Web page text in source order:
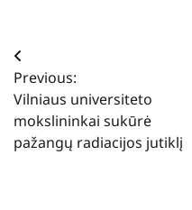
Navigacija
tarp
įrašų
Previous:
Vilniaus universiteto
mokslininkai sukūrė
pažangų radiacijos jutiklį